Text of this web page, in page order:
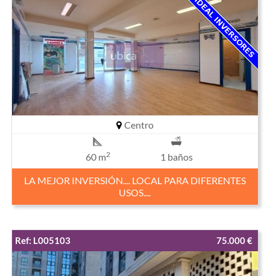
Centro
60 m2 1 baños
LA MEJOR INVERSIÓN.... LOCAL PARA DIFERENTES
USOS....
Ref: L005103 75.000 €